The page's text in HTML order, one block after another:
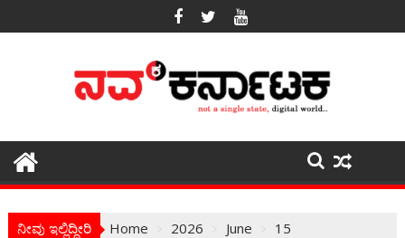
to
ನೀವು ಇಲ್ಲಿದ್ದೀರಿ Home 2026 June 15